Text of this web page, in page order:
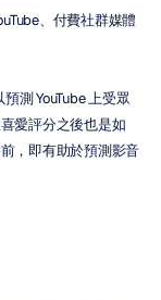
、付費社群媒體
測 YouTube 上受眾
愛評分之後也是如
，即有助於預測影音